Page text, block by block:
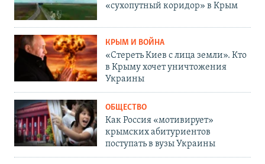
«сухопутный коридор» в Крым
КРЫМ И ВОЙНА
«Стереть Киев с лица земли». Кто
в Крыму хочет уничтожения
Украины
ОБЩЕСТВО
Как Россия «мотивирует»
крымских абитуриентов
поступать в вузы Украины